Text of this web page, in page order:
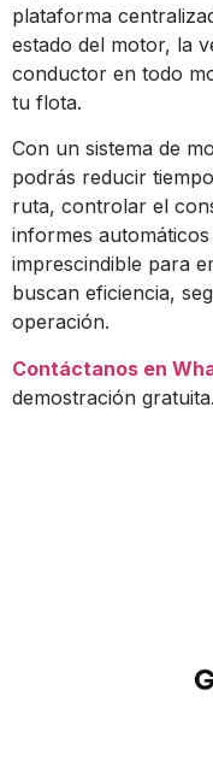
plataforma
estado del motor, la
conductor en todo
tu flota.
Con un sistema de
podrás reducir
ruta, controlar el
informes
imprescindible para
buscan eficiencia,
operación.
Contáctanos en
demostración gratuita.